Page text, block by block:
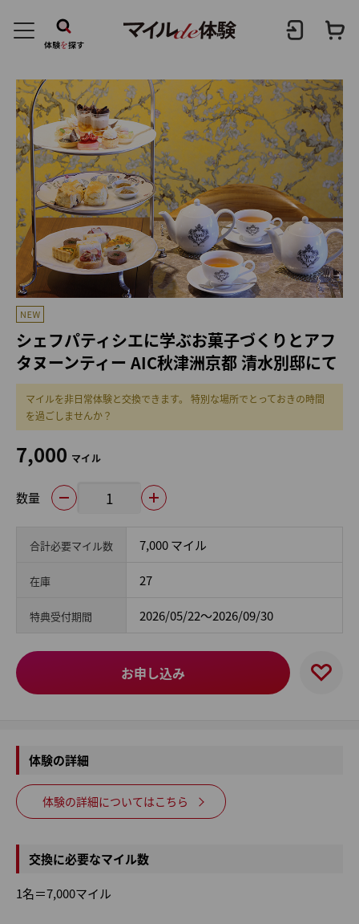
シェフパティシエに学ぶお菓子づくりとアフ
タヌーンティー AIC秋津洲京都 清水別邸にて
マイルを非日常体験と交換できます。 特別な場所でとっておきの時間
を過ごしませんか？
7,000 マイル
数量
合計必要マイル数 7,000 マイル
在庫 27
特典受付期間 2026/05/22～2026/09/30
お申し込み
体験の詳細
体験の詳細についてはこちら
交換に必要なマイル数
1名＝7,000マイル